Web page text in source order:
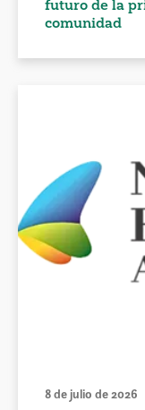
futuro de la
comunidad
8 de julio de 2026